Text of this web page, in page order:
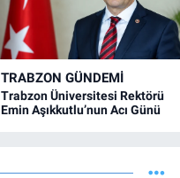
TRABZON GÜNDEMİ
Trabzon Üniversitesi Rektörü
Emin Aşıkkutlu’nun Acı Günü